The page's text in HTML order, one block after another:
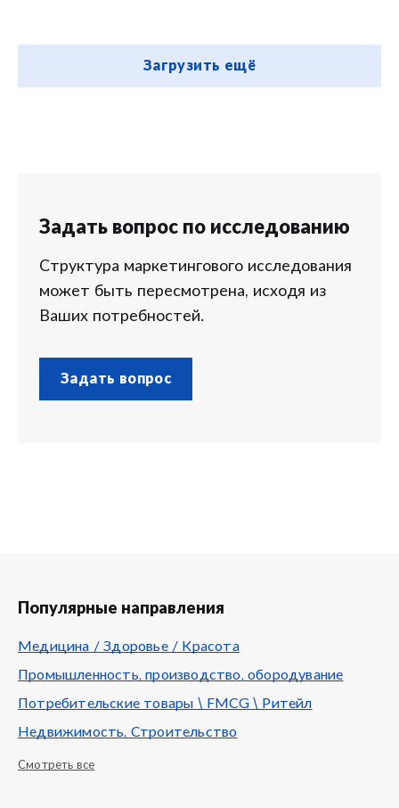
Загрузить ещё
Задать вопрос по исследованию
Структура маркетингового исследования
может быть пересмотрена, исходя из
Ваших потребностей.
Задать вопрос
Популярные направления
Медицина / Здоровье / Красота
Промышленность, производство, обородувание
Потребительские товары \ FMCG \ Ритейл
Недвижимость, Строительство
Смотреть все